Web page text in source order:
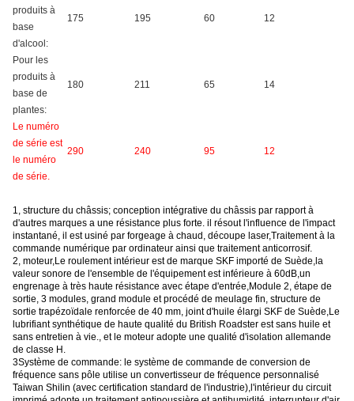
produits à
base
d'alcool:
175 195 60 12
Pour les
produits à
base de
plantes:
180 211 65 14
Le numéro
de série est
le numéro
de série.
290 240 95 12
1, structure du châssis; conception intégrative du châssis par rapport à
d'autres marques a une résistance plus forte. il résout l'influence de l'impact
instantané, il est usiné par forgeage à chaud, découpe laser,Traitement à la
commande numérique par ordinateur ainsi que traitement anticorrosif.
2, moteur,Le roulement intérieur est de marque SKF importé de Suède,la
valeur sonore de l'ensemble de l'équipement est inférieure à 60dB,un
engrenage à très haute résistance avec étape d'entrée,Module 2, étape de
sortie, 3 modules, grand module et procédé de meulage fin, structure de
sortie trapézoïdale renforcée de 40 mm, joint d'huile élargi SKF de Suède,Le
lubrifiant synthétique de haute qualité du British Roadster est sans huile et
sans entretien à vie., et le moteur adopte une qualité d'isolation allemande
de classe H.
3Système de commande: le système de commande de conversion de
fréquence sans pôle utilise un convertisseur de fréquence personnalisé
Taiwan Shilin (avec certification standard de l'industrie),l'intérieur du circuit